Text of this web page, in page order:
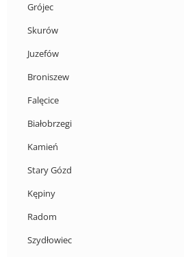
Grójec
Skurów
Juzefów
Broniszew
Falęcice
Białobrzegi
Kamień
Stary Gózd
Kępiny
Radom
Szydłowiec